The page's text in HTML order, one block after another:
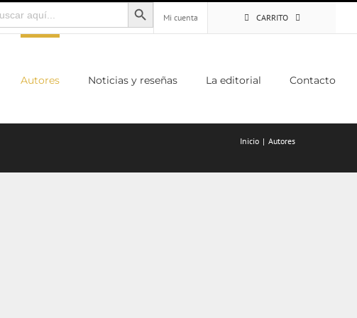
Mi cuenta
CARRITO
Autores Noticias y reseñas La editorial Contacto
Inicio Autores